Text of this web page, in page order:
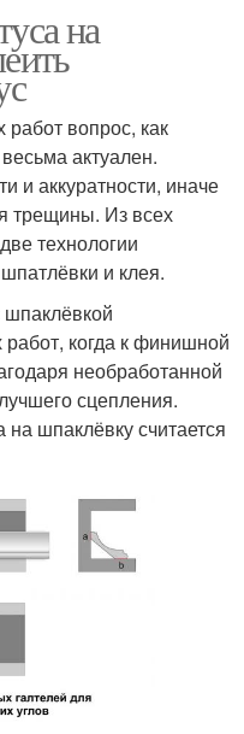
на
вопрос, как
актуален.
и аккуратности, иначе
трещины. Из всех
технологии
и клея.
шпаклёвкой
когда к финишной
необработанной
сцепления.
на шпаклёвку считается